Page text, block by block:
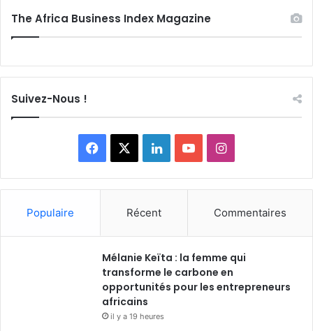
The Africa Business Index Magazine
Suivez-Nous !
Facebook LinkedinYouTubeInstagram
Populaire Récent Commentaires
Mélanie Keïta : la femme qui
transforme le carbone en
opportunités pour les entrepreneurs
africains
il y a 19 heures